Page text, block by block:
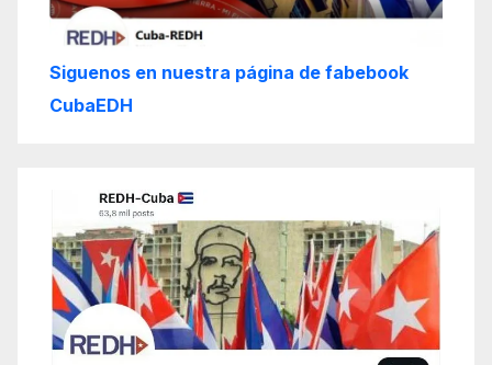
Siguenos en nuestra página de fabebook
CubaEDH